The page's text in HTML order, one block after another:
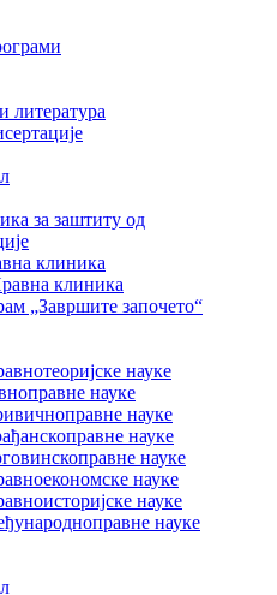
литература
за заштиту од
клиника
клиника
„Завршите започето“
науке
науке
науке
науке
науке
науке
науке
науке